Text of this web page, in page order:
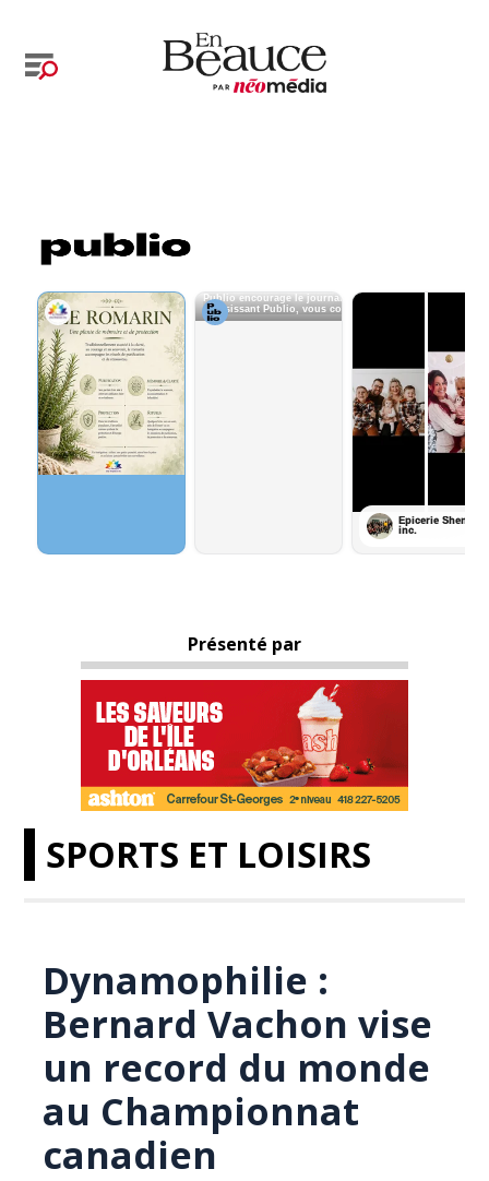
Présenté par
SPORTS ET LOISIRS
Dynamophilie :
Bernard Vachon vise
un record du monde
au Championnat
canadien